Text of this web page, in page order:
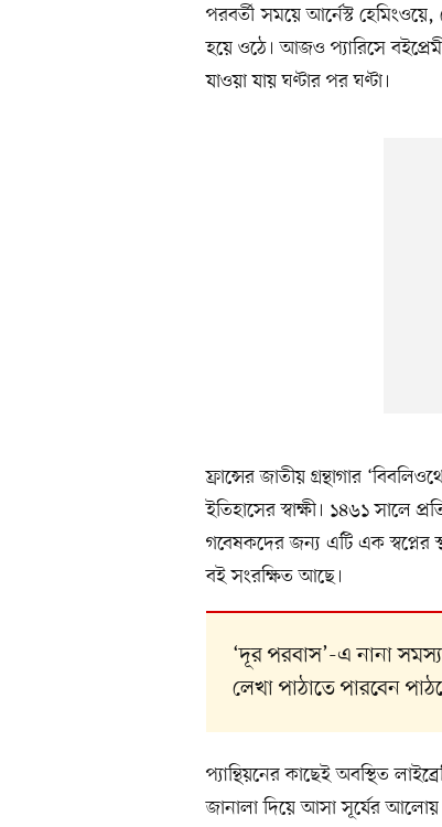
পরবর্তী সময়ে আর্নেস্ট
হয়ে ওঠে। আজও প্যারিসে
যাওয়া যায় ঘণ্টার পর ঘণ্টা।
ফ্রান্সের জাতীয় গ্রন্থাগার
ইতিহাসের স্বাক্ষী। ১৪৬১ সালে
গবেষকদের জন্য এটি এক স্বপ্নের
বই সংরক্ষিত আছে।
‘দূর পরবাস’-এ নানা
লেখা পাঠাতে পারবেন
প্যান্থিয়নের কাছেই অবস্থিত
জানালা দিয়ে আসা সূর্যের